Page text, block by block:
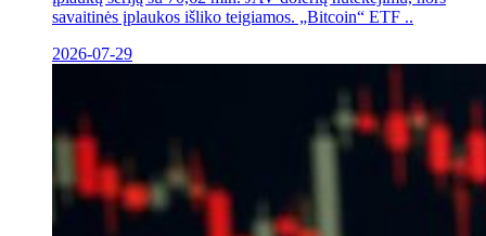
savaitinės įplaukos išliko teigiamos. „Bitcoin“ ETF ..
2026-07-29